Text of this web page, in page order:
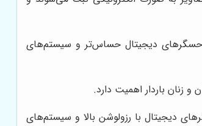
حسگرهای دیجیتال حساس‌تر و سیستم‌های
زنان باردار اهمیت دارد.
دیجیتال با رزولوشن بالا و سیستم‌های